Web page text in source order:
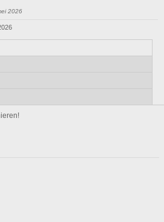
2026